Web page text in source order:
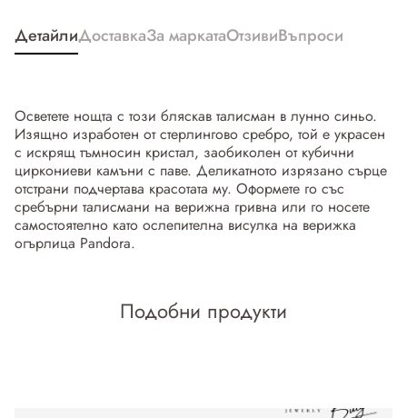
ДетайлиДоставкаЗа маркатаОтзивиВъпроси
Осветете нощта с този бляскав талисман в лунно синьо.
Изящно изработен от стерлингово сребро, той е украсен
с искрящ тъмносин кристал, заобиколен от кубични
циркониеви камъни с паве. Деликатното изрязано сърце
отстрани подчертава красотата му. Оформете го със
сребърни талисмани на верижна гривна или го носете
самостоятелно като ослепителна висулка на верижка
огърлица Pandora.
Подобни продукти